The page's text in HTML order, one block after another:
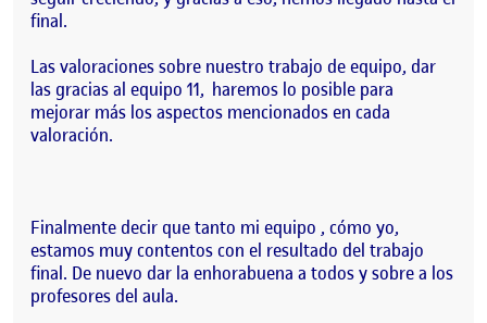
final.
Las valoraciones sobre nuestro trabajo de equipo, dar
las gracias al equipo 11, haremos lo posible para
mejorar más los aspectos mencionados en cada
valoración.
Finalmente decir que tanto mi equipo , cómo yo,
estamos muy contentos con el resultado del trabajo
final. De nuevo dar la enhorabuena a todos y sobre a los
profesores del aula.